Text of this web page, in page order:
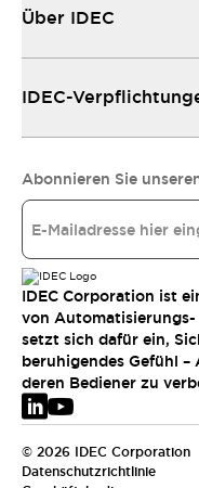
Über IDEC
IDEC-
Abonnieren Sie
IDEC Corporation ist
von
setzt sich dafür ein,
beruhigendes Gefühl –
deren Bediener zu
© 2026 IDEC Corporation
Datenschutzrichtlinie